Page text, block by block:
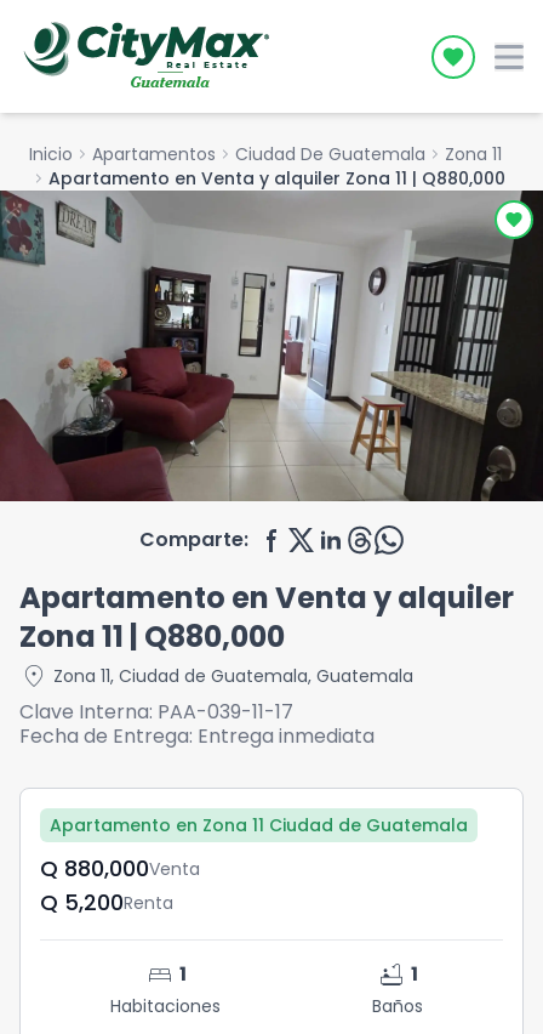
Icon
Inicio chevron_right Apartamentos chevron_right Ciudad De Guatemala chevron_right Zona 11
chevron_right Apartamento en Venta y alquiler Zona 11 | Q880,000
Comparte:
Apartamento en Venta y alquiler
Zona 11 | Q880,000
location_on Zona 11, Ciudad de Guatemala, Guatemala
Clave Interna: PAA-039-11-17
Fecha de Entrega: Entrega inmediata
Apartamento en Zona 11 Ciudad de Guatemala
Q	880,000Venta
Q	5,200Renta
bed 1
Habitaciones
bathtub 1
Baños